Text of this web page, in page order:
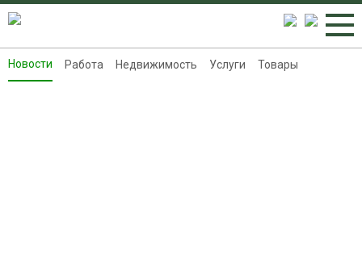
Новости
Новости Работа Недвижимость Услуги Товары